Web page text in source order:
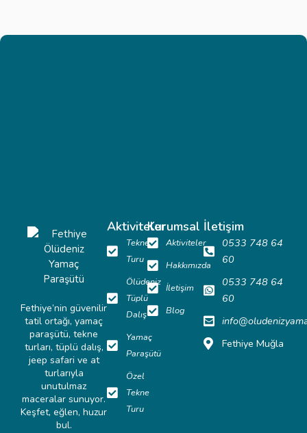
Fethiye’nin güvenilir
tatil ortağı, yamaç
paraşütü, tekne
turları, tüplü dalış,
jeep safari ve at
turlarıyla
unutulmaz
maceralar sunuyor.
Keşfet, eğlen, huzur
bul.
Aktiviteler
Tekne
Turu
Ölüdeniz
Tüplü
Dalış
Yamaç
Paraşütü
Özel
Tekne
Turu
Kurumsal
Aktiviteler
Hakkımızda
İletişim
Blog
İletişim
0533 748 64
60
0533 748 64
60
Fethiye Muğla